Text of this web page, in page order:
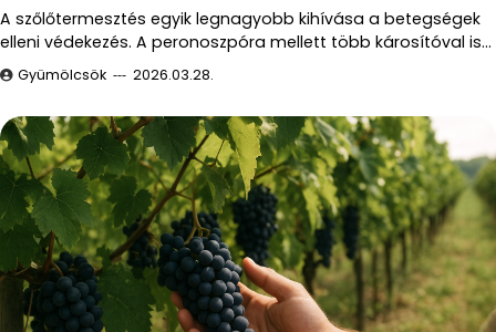
A szőlőtermesztés egyik legnagyobb kihívása a betegségek
elleni védekezés. A peronoszpóra mellett több károsítóval is…
Gyümölcsök 2026.03.28.